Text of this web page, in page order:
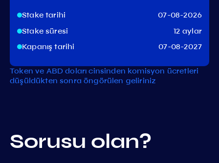
Stake tarihi
07-08-2026
Stake süresi
12 aylar
Kapanış tarihi
07-08-2027
Token ve ABD doları cinsinden komisyon ücretleri
düşüldükten sonra öngörülen geliriniz
Sorusu olan?